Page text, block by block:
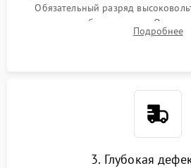
Обязательный разряд
вспышки для безопасности.
пыли, песка и следов влаги с
Подробнее
3. Глубокая